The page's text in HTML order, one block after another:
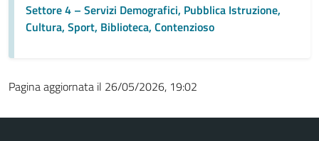
Settore 4 – Servizi Demografici, Pubblica Istruzione,
Cultura, Sport, Biblioteca, Contenzioso
Pagina aggiornata il 26/05/2026, 19:02